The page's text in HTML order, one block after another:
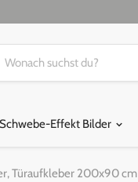
Schwebe-Effekt Bilder
Türaufkleber 200x90 cm